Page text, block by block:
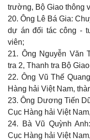
trường, Bộ Giao thông
20. Ông Lê Bá Gia:
dự án đối tác công -
viên;
21. Ông Nguyễn Văn
tra 2, Thanh tra Bộ
22. Ông Vũ Thế
Hàng hải Việt Nam,
23. Ông Dương Tiến
Cục Hàng hải Việt
24. Bà Vũ Quỳnh
Cục Hàng hải Việt